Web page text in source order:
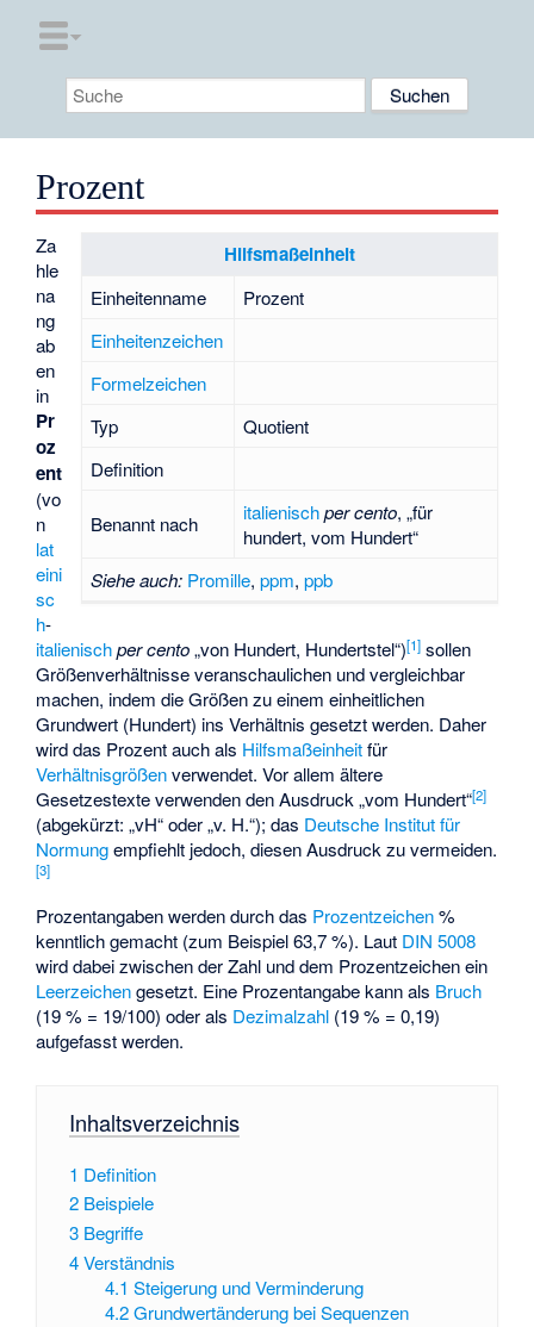
Prozent
Hilfsmaßeinheit
Einheitenname
Prozent
Einheitenzeichen
Formelzeichen
Typ
Quotient
Definition
Benannt nach italienisch per cento, „für
hundert, vom Hundert“
Siehe auch: Promille,ppm,ppb
Za
hle
na
ng
ab
en
in
Pr
oz
ent
(vo
n
lat
eini
sc
h-
italienisch per cento„von Hundert, Hundertstel“)[1] sollen
Größenverhältnisse veranschaulichen und vergleichbar
machen, indem die Größen zu einem einheitlichen
Grundwert (Hundert) ins Verhältnis gesetzt werden. Daher
wird das Prozent auch als Hilfsmaßeinheitfür
Verhältnisgrößenverwendet. Vor allem ältere
Gesetzestexte verwenden den Ausdruck „vom Hundert“[2]
(abgekürzt: „vH“ oder „v. H.“); das Deutsche Institut für
Normungempfiehlt jedoch, diesen Ausdruck zu vermeiden.
[3]
Prozentangaben werden durch das Prozentzeichen%
kenntlich gemacht (zum Beispiel 63,7 %). Laut DIN 5008
wird dabei zwischen der Zahl und dem Prozentzeichen ein
Leerzeichengesetzt. Eine Prozentangabe kann als Bruch
(19 % = 19/100) oder als Dezimalzahl (19 % = 0,19)
aufgefasst werden.
Inhaltsverzeichnis
1 Definition
2 Beispiele
3 Begriffe
4Verständnis
4.1 Steigerung und Verminderung
4.2 Grundwertänderung bei Sequenzen